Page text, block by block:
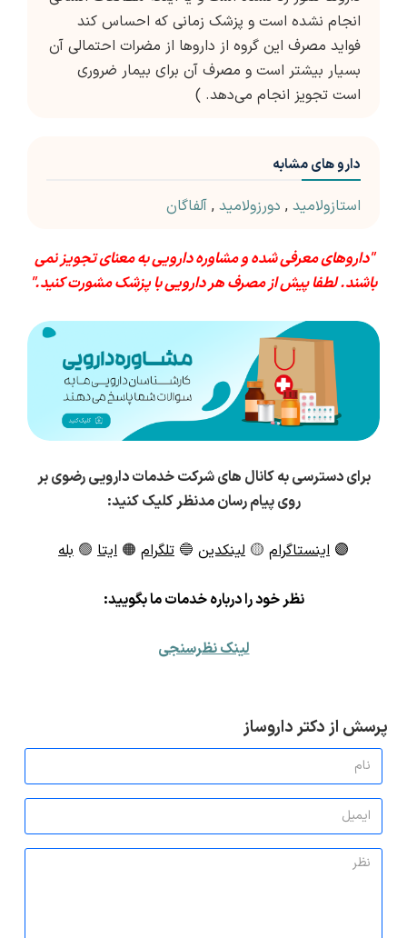
انجام نشده است و پزشک زمانی که احساس کند
فواید مصرف این گروه از داروها از مضرات احتمالی آن
بسیار بیشتر است و مصرف آن برای بیمار ضروری
است تجویز انجام می‌دهد. )
دارو های مشابه
استازولامید , دورزولامید , آلفاگان
"داروهای معرفی شده و مشاوره دارویی به معنای تجویز نمی
باشند. لطفا پیش از مصرف هر دارویی با پزشک مشورت کنید."
برای دسترسی به کانال های شرکت خدمات دارویی رضوی بر
روی پیام رسان مدنظر کلیک کنید:
🟣 اینستاگرام 🟡 لینکدین 🔵 تلگرام 🟠 ایتا 🟢 بله
نظر خود را درباره خدمات ما بگویید:
لینک نظرسنجی
پرسش از دکتر داروساز